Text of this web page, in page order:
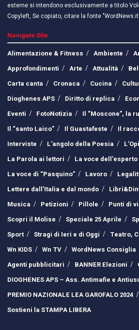
esterne si intendono esclusivamente a titolo
Copyleft, Se copiato, citare la fonte
Navigate Site
Alimentazione & Fitness
Ambiente
Approfondimenti
Arte Attualità
Carta canta
Cronaca Cucina
Dioghenes APS
Diritto di replica
Eventi
FotoNotizia
Il “Moscone”, la
Il “santo Laico”
Il Guastafeste
Il
Interviste
L’angolo della Poesia
La Parola ai lettori
La voce dell’esperto
La voce di “Pasquino”
Lavoro
Lettere dall’Italia e dal mondo
Musica
Petizioni Pillole Punti di
Scopri il Molise
Speciale 25 Aprile
Sport
Stragi di Ieri e di Oggi
Teatro,
Wn KIDS
Wn TV WordNews Consiglia
Agenti pubblicitari
BANNER Elezioni
DIOGHENES APS – Ass. Antimafie e
PREMIO NAZIONALE LEA GAROFALO 2024
Sostieni la STAMPA LIBERA